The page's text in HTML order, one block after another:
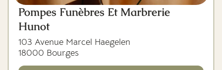
Pompes Funèbres Et Marbrerie
Hunot
103 Avenue Marcel Haegelen
18000 Bourges